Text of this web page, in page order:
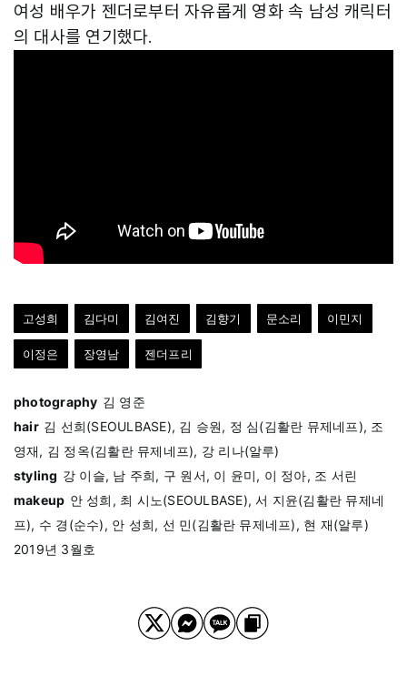
여성 배우가 젠더로부터 자유롭게 영화 속 남성 캐릭터
의 대사를 연기했다.
고성희 김다미 김여진 김향기 문소리 이민지
이정은 장영남 젠더프리
photography 김 영준
hair 김 선희(SEOULBASE), 김 승원, 정 심(김활란 뮤제네프), 조
영재, 김 정옥(김활란 뮤제네프), 강 리나(알루)
styling 강 이슬, 남 주희, 구 원서, 이 윤미, 이 정아, 조 서린
makeup 안 성희, 최 시노(SEOULBASE), 서 지윤(김활란 뮤제네
프), 수 경(순수), 안 성희, 선 민(김활란 뮤제네프), 현 재(알루)
2019년 3월호